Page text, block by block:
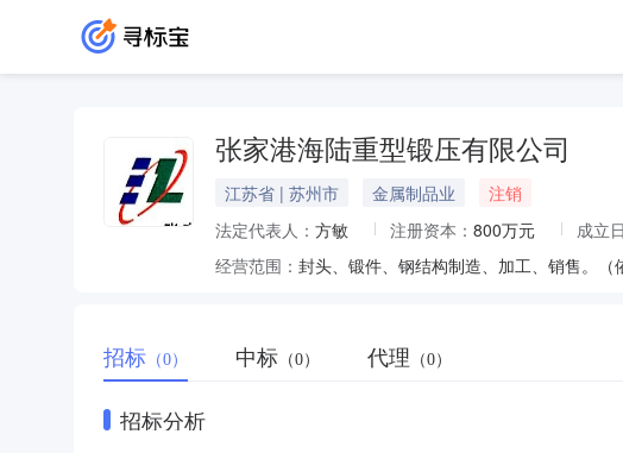
张家港海陆重型锻压有限公司
江苏省 | 苏州市 金属制品业
注销
法定代表人： 方敏 注册资本： 800万元 成立
经营范围： 封头、锻件、钢结构制造、加工、销售。（
招标 （0） 中标 （0） 代理 （0）
招标分析